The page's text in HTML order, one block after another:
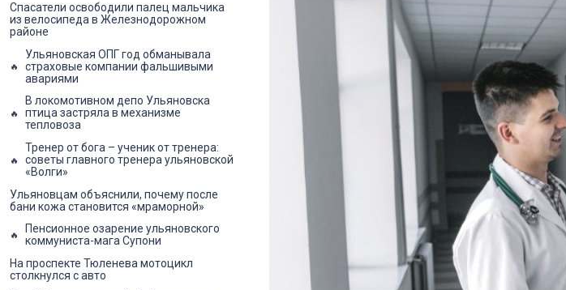
Спасатели освободили палец мальчика
из велосипеда в Железнодорожном
районе
Ульяновская ОПГ год обманывала
страховые компании фальшивыми
авариями
В локомотивном депо Ульяновска
птица застряла в механизме
тепловоза
Тренер от бога – ученик от тренера:
советы главного тренера ульяновской
«Волги»
Ульяновцам объяснили, почему после
бани кожа становится «мраморной»
Пенсионное озарение ульяновского
коммуниста-мага Супони
На проспекте Тюленева мотоцикл
столкнулся с авто